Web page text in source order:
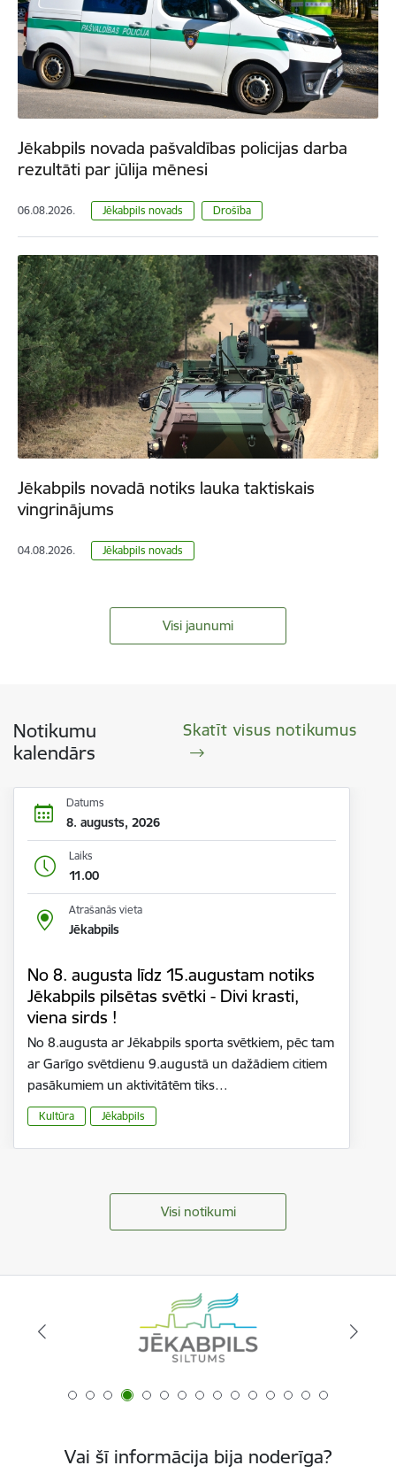
Jēkabpils novada pašvaldības policijas darba
rezultāti par jūlija mēnesi
06.08.2026. Jēkabpils novads Drošība
Jēkabpils novadā notiks lauka taktiskais
vingrinājums
04.08.2026. Jēkabpils novads
Visi jaunumi
Notikumu
kalendārs
Skatīt visus notikumus
Datums
8. augusts, 2026
Laiks
11.00
Atrašanās vieta
Jēkabpils
No 8. augusta līdz 15.augustam notiks
Jēkabpils pilsētas svētki - Divi krasti,
viena sirds !
No 8.augusta ar Jēkabpils sporta svētkiem, pēc tam
ar Garīgo svētdienu 9.augustā un dažādiem citiem
pasākumiem un aktivitātēm tiks…
Kultūra Jēkabpils
Visi notikumi
Vai šī informācija bija noderīga?